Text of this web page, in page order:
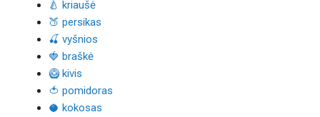
🍐 kriaušė
🍑 persikas
🍒 vyšnios
🍓 braškė
🥝 kivis
🍅 pomidoras
🥥 kokosas